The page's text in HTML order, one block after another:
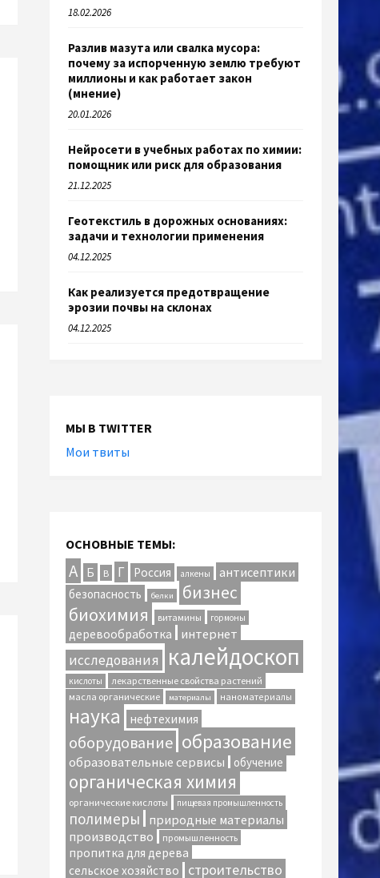
18.02.2026
Разлив мазута или свалка мусора:
почему за испорченную землю требуют
миллионы и как работает закон
(мнение)
20.01.2026
Нейросети в учебных работах по химии:
помощник или риск для образования
21.12.2025
Геотекстиль в дорожных основаниях:
задачи и технологии применения
04.12.2025
Как реализуется предотвращение
эрозии почвы на склонах
04.12.2025
МЫ В TWITTER
Мои твиты
ОСНОВНЫЕ ТЕМЫ:
А Б В Г Россия алкены антисептики
безопасность белки бизнес
биохимия витамины гормоны
деревообработка интернет
исследования калейдоскоп
кислоты
лекарственные свойства растений
масла органические
материалы наноматериалы
наука нефтехимия
оборудование образование
образовательные сервисы обучение
органическая химия
органические кислоты пищевая промышленность
полимеры
природные материалы
производство
промышленность
пропитка для дерева
сельское хозяйство
строительство